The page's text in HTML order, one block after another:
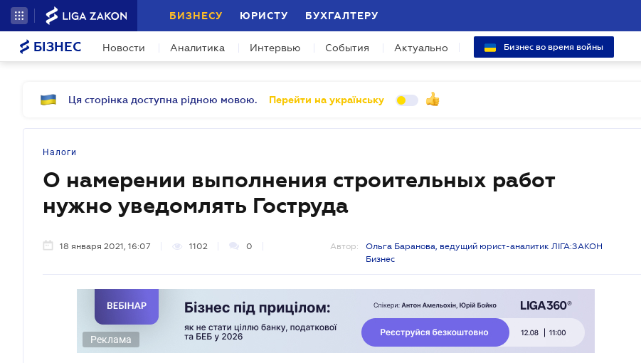
БИЗНЕСУ ЮРИСТУ БУХГАЛТЕРУ
БІЗНЕС Новости Аналитика Интервью События Актуально Бизнес во время войны
Ця сторінка доступна рідною мовою. Перейти на українську
Налоги
О намерении выполнения строительных работ
нужно уведомлять Гоструда
18 января 2021, 16:07 1102 0 Автор:
Ольга Баранова, ведущий юрист-аналитик ЛІГА:ЗАКОН
Бизнес
Реклама